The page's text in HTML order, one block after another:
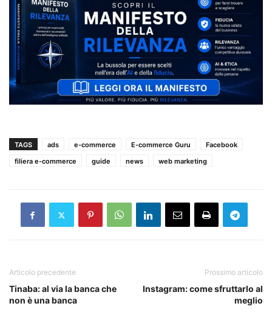
TAGS ads e-commerce E-commerce Guru
Facebook
filiera e-commerce
guide news web marketing
Articolo precedente
Tinaba: al via la banca che
non è una banca
Prossimo articolo
Instagram: come sfruttarlo al
meglio